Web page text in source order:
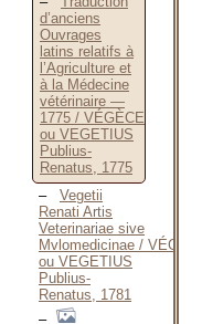
d’anciens
Ouvrages
latins relatifs à
l’Agriculture et
à la Médecine
vétérinaire —
1775 / VÉGÈCE
ou VEGETIUS
Publius-
Renatus, 1775
Vegetii
Renati Artis
Veterinariae sive
Mvlomedicinae / VÉGÈCE
ou VEGETIUS
Publius-
Renatus, 1781